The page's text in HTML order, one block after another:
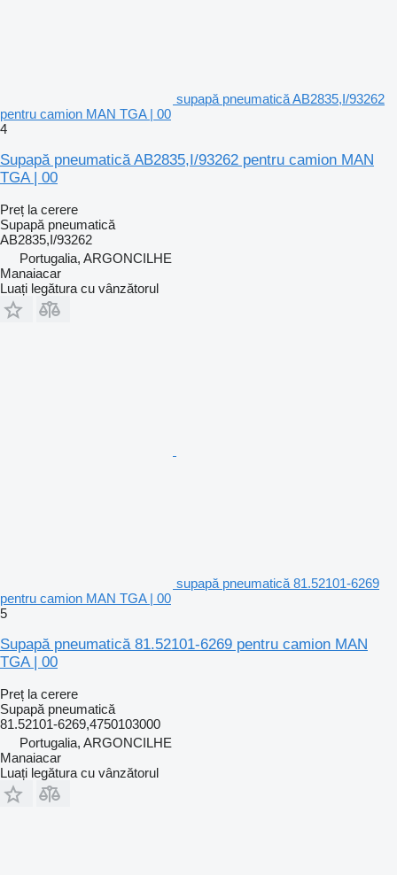
supapă pneumatică AB2835,I/93262
pentru camion MAN TGA | 00
4
Supapă pneumatică AB2835,I/93262 pentru camion MAN
TGA | 00
Preț la cerere
Supapă pneumatică
AB2835,I/93262
Portugalia, ARGONCILHE
Manaiacar
Luați legătura cu vânzătorul
supapă pneumatică 81.52101-6269
pentru camion MAN TGA | 00
5
Supapă pneumatică 81.52101-6269 pentru camion MAN
TGA | 00
Preț la cerere
Supapă pneumatică
81.52101-6269,4750103000
Portugalia, ARGONCILHE
Manaiacar
Luați legătura cu vânzătorul